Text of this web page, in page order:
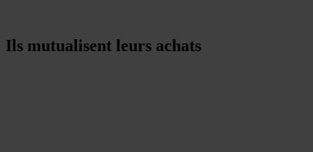
Ils mutualisent leurs achats